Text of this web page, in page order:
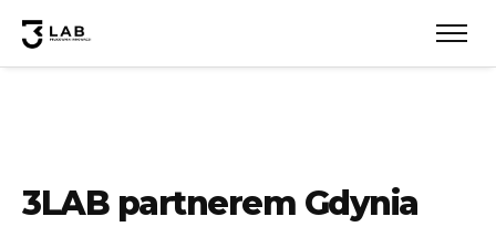
3LAB partnerem Gdynia